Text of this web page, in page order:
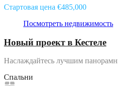
Стартовая цена €485,000
Посмотреть недвижимость
Новый проект в Кестеле
Наслаждайтесь лучшим
Спальни